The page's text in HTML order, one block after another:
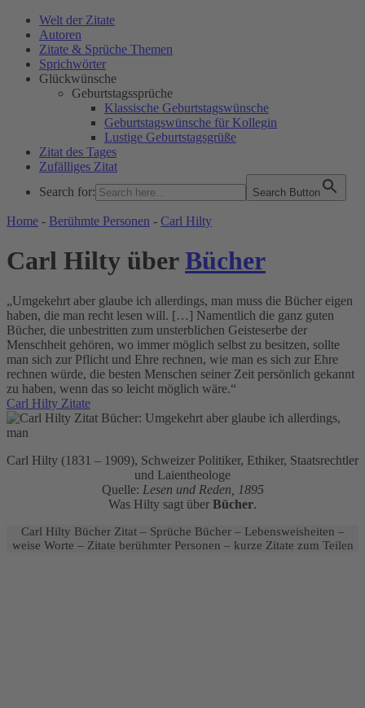
Welt der Zitate
Autoren
Zitate & Sprüche Themen
Sprichwörter
Glückwünsche
Geburtstagssprüche
Klassische Geburtstagswünsche
Geburtstagswünsche für Kollegin
Lustige Geburtstagsgrüße
Zitat des Tages
Zufälliges Zitat
Search for:
Search Button
WELT DER ZITATE
Home - Berühmte Personen - Carl Hilty
Carl Hilty überBücher
„Umgekehrt aber glaube ich allerdings, man muss die Bücher eigen
haben, die man recht lesen will. […] Namentlich die ganz guten
Bücher, die unbestritten zum unsterblichen Geisteserbe der
Menschheit gehören, wo immer möglich selbst zu besitzen, sollte
man sich zur Pflicht und Ehre rechnen, wie man es sich zur Ehre
rechnen würde, die besten Menschen seiner Zeit persönlich gekannt
zu haben, wenn das so leicht möglich wäre.“
Carl Hilty Zitate
Carl Hilty (1831 – 1909), Schweizer Politiker, Ethiker, Staatsrechtler
und Laientheologe
Quelle: Lesen und Reden, 1895
Was Hilty sagt über Bücher.
Carl Hilty Bücher Zitat – Sprüche Bücher – Lebensweisheiten –
weise Worte – Zitate berühmter Personen – kurze Zitate zum Teilen